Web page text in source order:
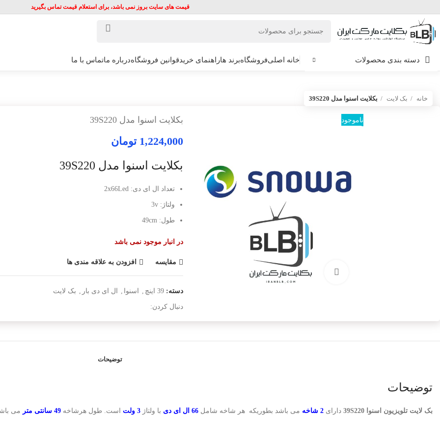
قیمت های سایت بروز نمی باشد، برای استعلام قیمت تماس بگیرید
دسته بندی محصولات خانه اصلیفروشگاهبرند هاراهنمای خریدقوانین فروشگاهدرباره ماتماس با ما
خانه بک لایت بکلایت اسنوا مدل 39S220
ناموجود
برای بزرگنمایی کلیک کنید
بکلایت اسنوا مدل 39S220
1,224,000 تومان
بکلایت اسنوا مدل 39S220
تعداد ال ای دی: 2x66Led
ولتاژ: 3v
طول: 49cm
در انبار موجود نمی باشد
مقایسه افزودن به علاقه مندی ها
دسته: 39 اینچ , اسنوا , ال ای دی بار , بک لایت
دنبال کردن:
توضیحات
توضیحات
بک لایت تلویزیون اسنوا 39S220 دارای 2 شاخه می باشد بطوریکه هر شاخه شامل 66 ال ای دی با ولتاژ 3 ولت است. طول هرشاخه 49 سانتی متر می